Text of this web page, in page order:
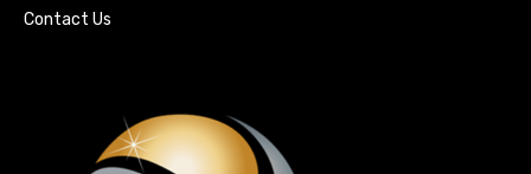
Contact Us